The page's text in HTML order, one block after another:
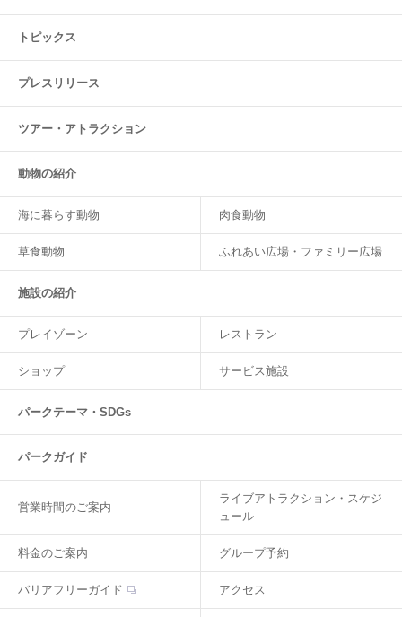
トピックス
プレスリリース
ツアー・ アトラクション
動物の紹介
海に暮らす動物 肉食動物
草食動物 ふれあい広場・ファミリー広場
施設の紹介
プレイゾーン レストラン
ショップ サービス施設
パークテーマ・SDGs
パークガイド
営業時間のご案内
ライブアトラクション・スケジ
ュール
料金のご案内 グループ予約
バリアフリーガイド アクセス